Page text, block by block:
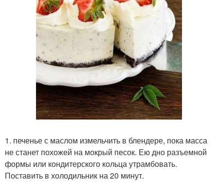
1. печенье с маслом измельчить в блендере, пока масса
не станет похожей на мокрый песок. Ею дно разъемной
формы или кондитерского кольца утрамбовать.
Поставить в холодильник на 20 минут.